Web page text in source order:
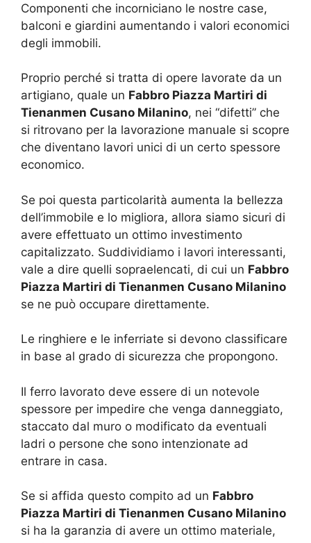
Componenti che incorniciano le nostre case,
balconi e giardini aumentando i valori economici
degli immobili.
Proprio perché si tratta di opere lavorate da un
artigiano, quale un Fabbro Piazza Martiri di
Tienanmen Cusano Milanino, nei “difetti” che
si ritrovano per la lavorazione manuale si scopre
che diventano lavori unici di un certo spessore
economico.
Se poi questa particolarità aumenta la bellezza
dell’immobile e lo migliora, allora siamo sicuri di
avere effettuato un ottimo investimento
capitalizzato. Suddividiamo i lavori interessanti,
vale a dire quelli sopraelencati, di cui un Fabbro
Piazza Martiri di Tienanmen Cusano Milanino
se ne può occupare direttamente.
Le ringhiere e le inferriate si devono classificare
in base al grado di sicurezza che propongono.
Il ferro lavorato deve essere di un notevole
spessore per impedire che venga danneggiato,
staccato dal muro o modificato da eventuali
ladri o persone che sono intenzionate ad
entrare in casa.
Se si affida questo compito ad un Fabbro
Piazza Martiri di Tienanmen Cusano Milanino
si ha la garanzia di avere un ottimo materiale,